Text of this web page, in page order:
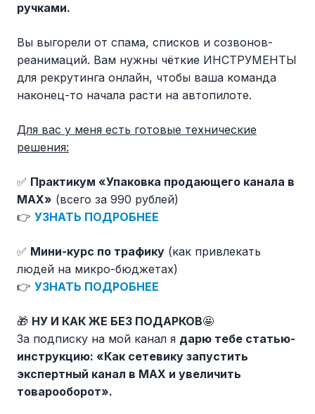
ручками.
Вы выгорели от спама, списков и созвонов-
реанимаций. Вам нужны чёткие ИНСТРУМЕНТЫ
для рекрутинга онлайн, чтобы ваша команда
наконец-то начала расти на автопилоте.
Для вас у меня есть готовые технические
решения:
✅ Практикум «Упаковка продающего канала в
MAX» (всего за 990 рублей)
👉 УЗНАТЬ ПОДРОБНЕЕ
✅ Мини-курс по трафику (как привлекать
людей на микро-бюджетах)
👉 УЗНАТЬ ПОДРОБНЕЕ
🎁 НУ И КАК ЖЕ БЕЗ ПОДАРКОВ🤩
За подписку на мой канал я дарю тебе статью-
инструкцию: «Как сетевику запустить
экспертный канал в MAX и увеличить
товарооборот».